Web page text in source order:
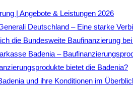
| Angebote & Leistungen 2026
Deutschland – Eine starke
die Bundesweite Baufinanzierung
Badenia –
bietet die Badenia?
und ihre Konditionen im